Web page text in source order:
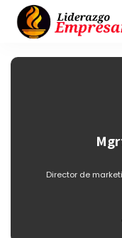
Director de